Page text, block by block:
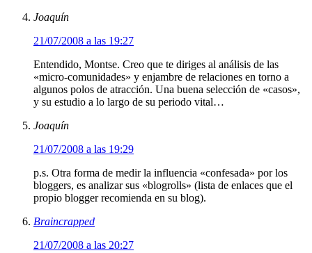
Joaquín
21/07/2008 a las 19:27
Entendido, Montse. Creo que te diriges al análisis de las
«micro-comunidades» y enjambre de relaciones en torno a
algunos polos de atracción. Una buena selección de «casos»,
y su estudio a lo largo de su periodo vital…
Joaquín
21/07/2008 a las 19:29
p.s. Otra forma de medir la influencia «confesada» por los
bloggers, es analizar sus «blogrolls» (lista de enlaces que el
propio blogger recomienda en su blog).
Braincrapped
21/07/2008 a las 20:27